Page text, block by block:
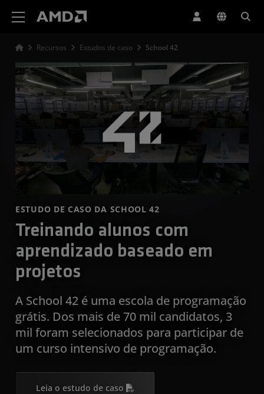
Recursos Estudos de caso School 42
ESTUDO DE CASO DA SCHOOL 42
Treinando alunos com
aprendizado baseado em
projetos
A School 42 é uma escola de programação
grátis. Dos mais de 70 mil candidatos, 3
mil foram selecionados para participar de
um curso intensivo de programação.
Leia o estudo de caso